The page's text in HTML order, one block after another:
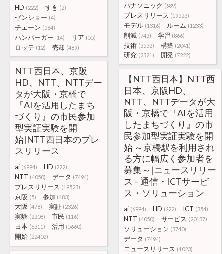
パナソニック (689)
プレスリリース (19523)
モデル (1316) ルーム (1233)
削減 (743) 学習 (866)
技術 (3532) 構築 (2041)
研究 (2321) 開発 (7222)
HD (222) すき (2)
ゼンショー (4)
チェーン (584)
ハンバーガー (14) リア (55)
ロッテ (12) 売却 (489)
NTT西日本、京阪
HD、NTT、NTTデー
タが大阪・京橋で
『AIを活用したまち
づくり』の市民参加
型実証実験を開
始|NTT西日本のプレ
スリリース
ai (6994) HD (222)
NTT (4050) データ (7494)
プレスリリース (19523)
京阪 (5) 参加 (483)
大阪 (478) 実証 (2326)
実験 (2208) 市民 (116)
日本 (6311) 活用 (5660)
開始 (22402)
【NTT西日本】NTT西
日本、京阪HD、
NTT、NTTデータが大
阪・京橋で『AIを活用
したまちづくり』の市
民参加型実証実験を開
始 ～京橋駅を利用され
る方に幅広く参加者を
募集～|ニュースリリー
ス – 通信・ICTサービ
ス・ソリューション
ai (6994) HD (222) ICT (354)
NTT (4050) サービス (20137)
ソリューション (3740)
データ (7494)
ニュースリリース (1023)